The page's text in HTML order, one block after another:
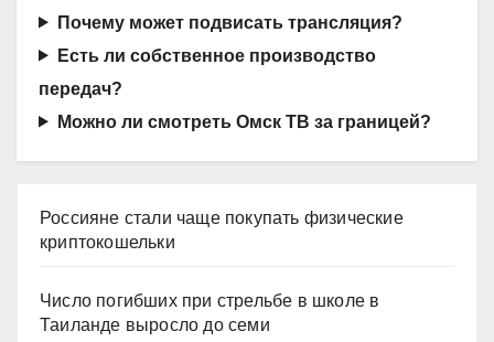
Почему может подвисать трансляция?
Есть ли собственное производство
передач?
Можно ли смотреть Омск ТВ за границей?
Россияне стали чаще покупать физические
криптокошельки
Число погибших при стрельбе в школе в
Таиланде выросло до семи